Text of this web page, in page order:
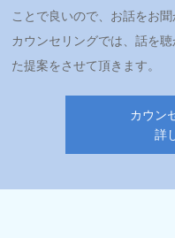
ことで良いので、お話をお聞
カウンセリングでは、話を
た提案をさせて頂きます。
カウン
詳